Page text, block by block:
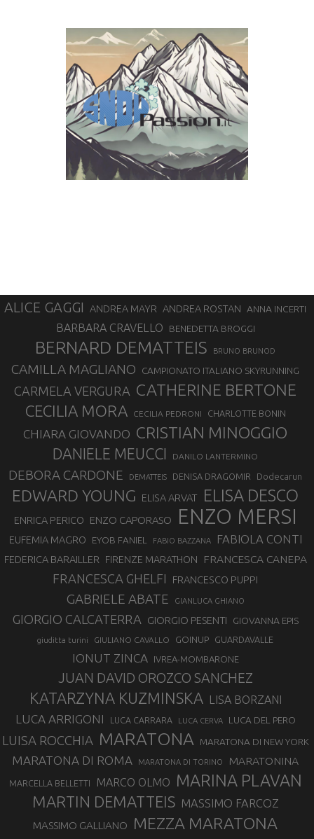
ALICE GAGGI ANDREA MAYR ANDREA ROSTAN ANNA INCERTI
BARBARA CRAVELLO BENEDETTA BROGGI
BERNARD DEMATTEIS BRUNO BRUNOD
CAMILLA MAGLIANO CAMPIONATO ITALIANO SKYRUNNING
CARMELA VERGURA CATHERINE BERTONE
CECILIA MORA CECILIA PEDRONI CHARLOTTE BONIN
CHIARA GIOVANDO CRISTIAN MINOGGIO
DANIELE MEUCCI DANILO LANTERMINO
DEBORA CARDONE DEMATTEIS DENISA DRAGOMIR Dodecarun
EDWARD YOUNG ELISA ARVAT ELISA DESCO
ENRICA PERICO ENZO CAPORASO ENZO MERSI
EUFEMIA MAGRO EYOB FANIEL FABIO BAZZANA FABIOLA CONTI
FEDERICA BARAILLER FIRENZE MARATHON FRANCESCA CANEPA
FRANCESCA GHELFI FRANCESCO PUPPI
GABRIELE ABATE GIANLUCA GHIANO
GIORGIO CALCATERRA GIORGIO PESENTI GIOVANNA EPIS
giuditta turini GIULIANO CAVALLO GOINUP GUARDAVALLE
IONUT ZINCA IVREA-MOMBARONE
JUAN DAVID OROZCO SANCHEZ
KATARZYNA KUZMINSKA LISA BORZANI
LUCA ARRIGONI LUCA CARRARA LUCA CERVA LUCA DEL PERO
LUISA ROCCHIA MARATONA MARATONA DI NEW YORK
MARATONA DI ROMA MARATONA DI TORINO MARATONINA
MARCELLA BELLETTI MARCO OLMO MARINA PLAVAN
MARTIN DEMATTEIS MASSIMO FARCOZ
MASSIMO GALLIANO MEZZA MARATONA